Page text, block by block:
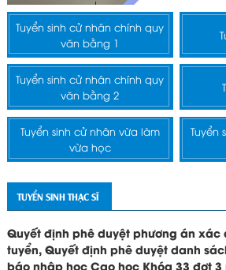
Tuyển sinh cử nhân chính quy
văn bằng 1
Tuyển sinh cử nhân chính quy
văn bằng 2
Tuyển sinh cử nhân vừa làm
vừa học
Tuyển
TUYỂN SINH THẠC SĨ
Quyết định phê duyệt phương án xác
tuyển, Quyết định phê duyệt danh
báo nhập học Cao học Khóa 33 đợt 3